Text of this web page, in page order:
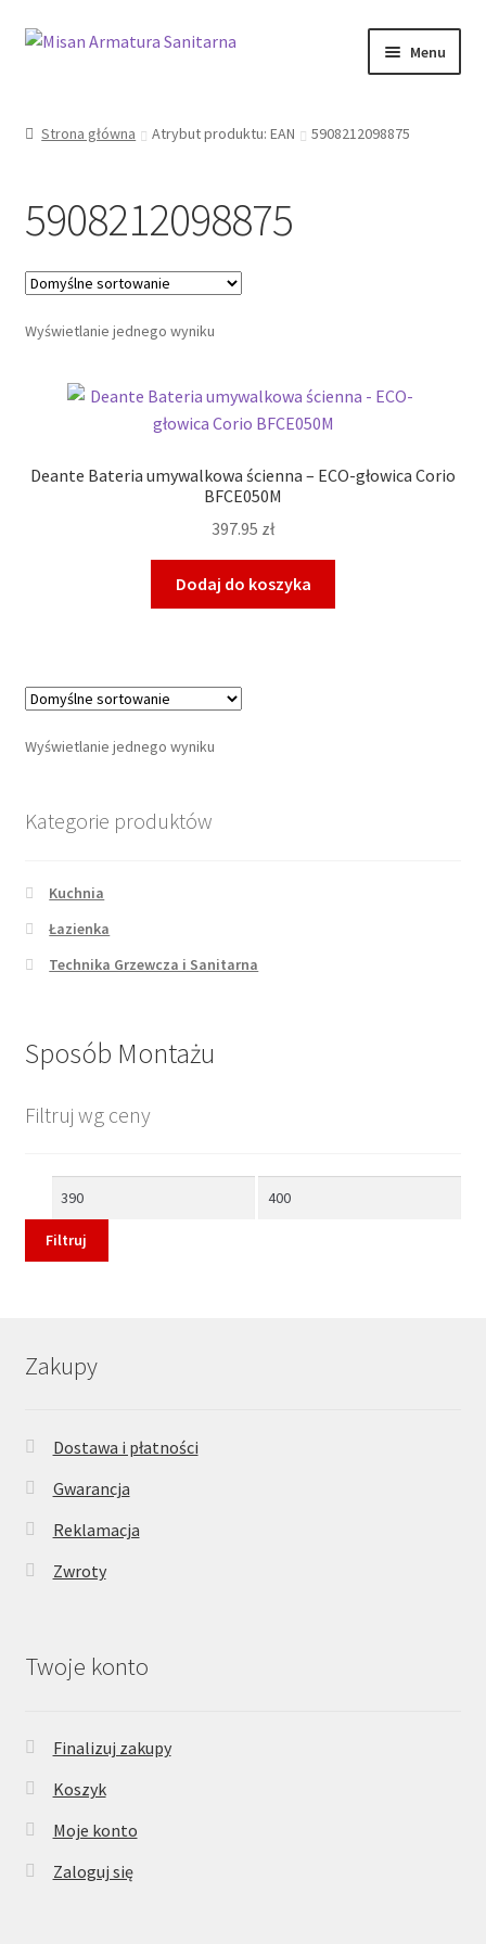
Przejdź
Przejdź
Menu
Kontakt
Informacje prawne
Strona główna Atrybut produktu: EAN 5908212098875
5908212098875
Wyświetlanie jednego wyniku
Deante Bateria umywalkowa ścienna – ECO-głowica Corio
BFCE050M
397.95 zł
Dodaj do koszyka
Wyświetlanie jednego wyniku
Kategorie produktów
Kuchnia
Łazienka
Technika Grzewcza i Sanitarna
Sposób Montażu
Filtruj wg ceny
Cena
Cena
Filtruj
Zakupy
Dostawa i płatności
Gwarancja
Reklamacja
Zwroty
Twoje konto
Finalizuj zakupy
Koszyk
Moje konto
Zaloguj się